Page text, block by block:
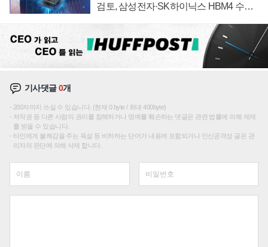
검토, 삼성전자·SK하이닉스 HBM4 수율
기사댓글0개
200자까지 쓰실 수 있습니다. (현재 0 byte / 최대 400byte)
저작권 등 다른 사람의 권리를 침해하거나 명예를 훼손하는 댓글은 관련 법률에 의해 제재
를 받을 수 있습니다.
타인에게 불쾌감을 주는 욕설 등 비하하는 단어가 내용에 포함되거나 인신공격성 글은 관
리자의 판단에 의해 삭제 합니다.